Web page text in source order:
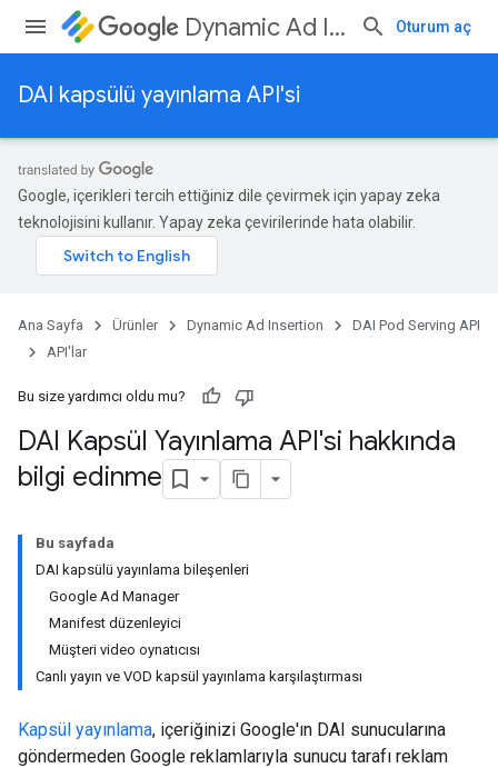
Dynamic Ad Insertion Oturum aç
DAI kapsülü yayınlama API'si
Google, içerikleri tercih ettiğiniz dile çevirmek için yapay zeka
teknolojisini kullanır. Yapay zeka çevirilerinde hata olabilir.
Ana Sayfa Ürünler Dynamic Ad Insertion
DAI Pod Serving API
API'lar
Bu size yardımcı oldu mu?
DAI Kapsül Yayınlama API'si hakkında
bilgi edinme
Bu sayfada
DAI kapsülü yayınlama bileşenleri
Google Ad Manager
Manifest düzenleyici
Müşteri video oynatıcısı
Canlı yayın ve VOD kapsül yayınlama karşılaştırması
Kapsül yayınlama, içeriğinizi Google'ın DAI sunucularına
göndermeden Google reklamlarıyla sunucu tarafı reklam